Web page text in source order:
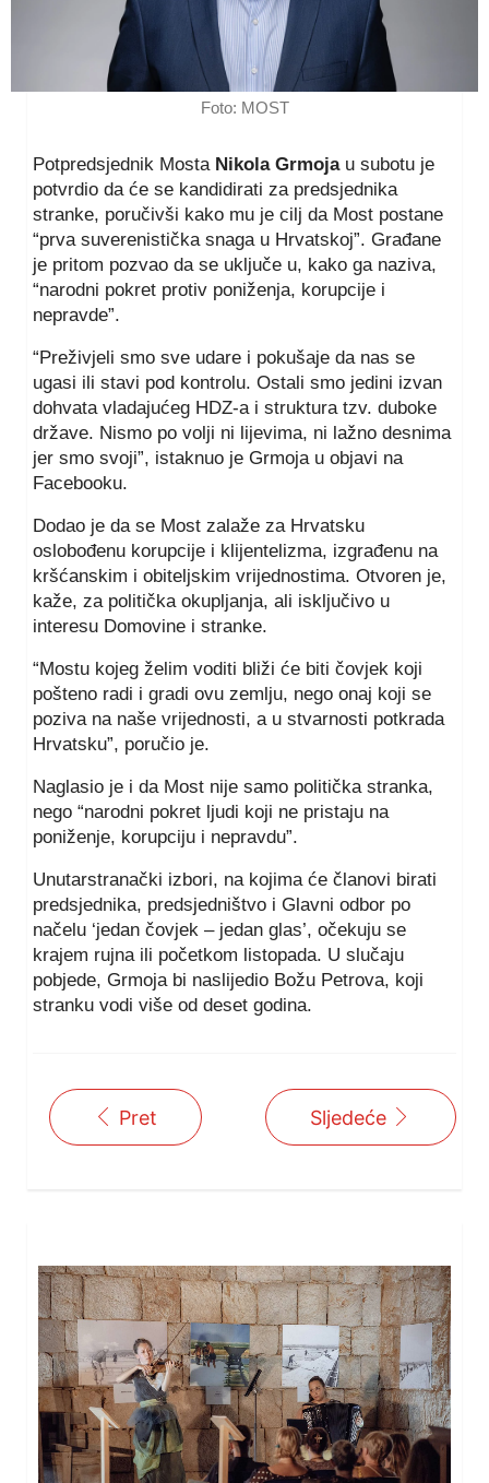
Foto: MOST
Potpredsjednik Mosta Nikola Grmojau subotu je
potvrdio da će se kandidirati za predsjednika
stranke, poručivši kako mu je cilj da Most postane
“prva suverenistička snaga u Hrvatskoj”. Građane
je pritom pozvao da se uključe u, kako ga naziva,
“narodni pokret protiv poniženja, korupcije i
nepravde”.
“Preživjeli smo sve udare i pokušaje da nas se
ugasi ili stavi pod kontrolu. Ostali smo jedini izvan
dohvata vladajućeg HDZ-a i struktura tzv. duboke
države. Nismo po volji ni lijevima, ni lažno desnima
jer smo svoji”, istaknuo je Grmoja u objavi na
Facebooku.
Dodao je da se Most zalaže za Hrvatsku
oslobođenu korupcije i klijentelizma, izgrađenu na
kršćanskim i obiteljskim vrijednostima. Otvoren je,
kaže, za politička okupljanja, ali isključivo u
interesu Domovine i stranke.
“Mostu kojeg želim voditi bliži će biti čovjek koji
pošteno radi i gradi ovu zemlju, nego onaj koji se
poziva na naše vrijednosti, a u stvarnosti potkrada
Hrvatsku”, poručio je.
Naglasio je i da Most nije samo politička stranka,
nego “narodni pokret ljudi koji ne pristaju na
poniženje, korupciju i nepravdu”.
Unutarstranački izbori, na kojima će članovi birati
predsjednika, predsjedništvo i Glavni odbor po
načelu ‘jedan čovjek – jedan glas’, očekuju se
krajem rujna ili početkom listopada. U slučaju
pobjede, Grmoja bi naslijedio Božu Petrova, koji
stranku vodi više od deset godina.
Pret Sljedeće